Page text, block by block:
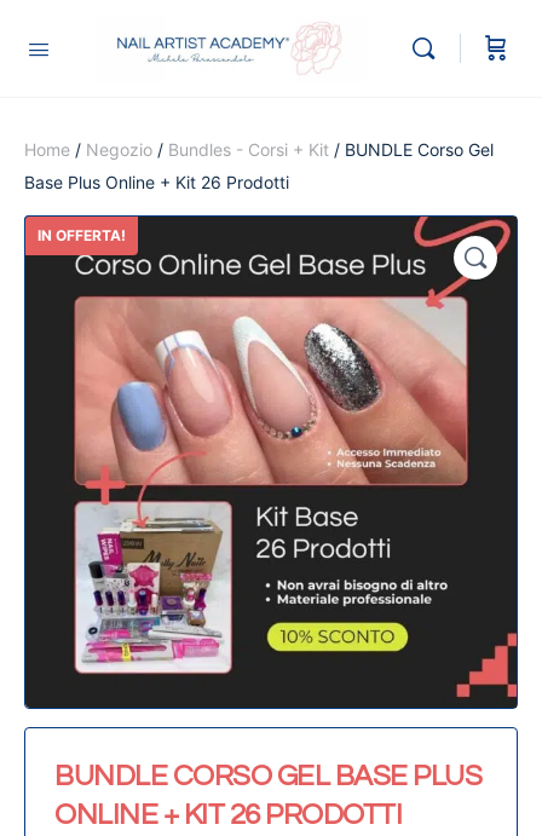
Home / Negozio / Bundles - Corsi + Kit / BUNDLE Corso Gel
Base Plus Online + Kit 26 Prodotti
IN OFFERTA!
🔍
BUNDLE CORSO GEL BASE PLUS
ONLINE + KIT 26 PRODOTTI